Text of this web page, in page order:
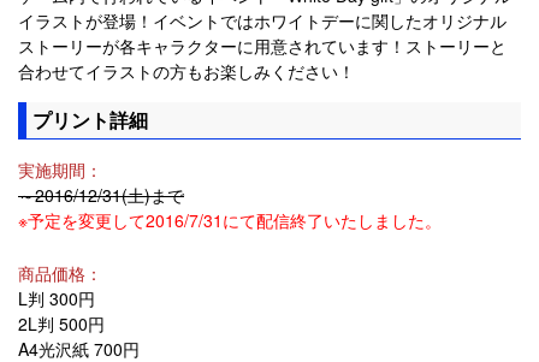
イラストが登場！イベントではホワイトデーに関したオリジナル
ストーリーが各キャラクターに用意されています！ストーリーと
合わせてイラストの方もお楽しみください！
プリント詳細
実施期間：
～2016/12/31(土)まで
※予定を変更して2016/7/31にて配信終了いたしました。
商品価格：
L判 300円
2L判 500円
A4光沢紙 700円